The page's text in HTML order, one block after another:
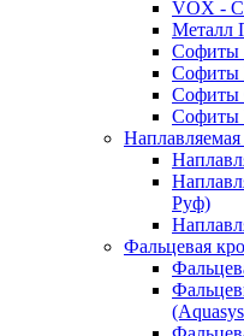
VOX -
Металл
Софиты
Софиты
Софиты
Софиты
Наплавляемая
Руф)
Фальцевая